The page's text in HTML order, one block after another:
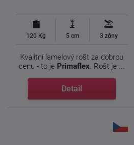
120 Kg 5 cm 3 zóny
Kvalitní lamelový rošt za dobrou
cenu - to je Primaflex. Rošt je ...
Detail